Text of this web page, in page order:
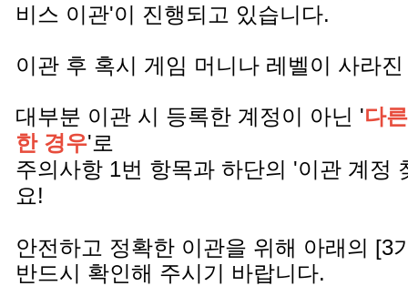
비스 이관'이 진행되고 있습니다.
이관 후 혹시 게임 머니나 레벨이 사라
대부분 이관 시 등록한 계정이 아닌 '다
한 경우'로
주의사항 1번 항목과 하단의 '이관 계정
요!
안전하고 정확한 이관을 위해 아래의 [3
반드시 확인해 주시기 바랍니다.